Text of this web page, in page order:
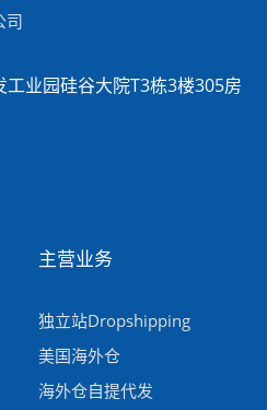
司
业园硅谷大院T3栋3楼305房
主营业务
独立站Dropshipping
美国海外仓
海外仓自提代发